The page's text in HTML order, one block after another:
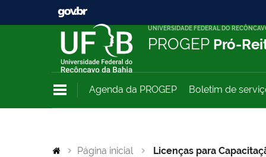
UNIVERSIDADE FEDERAL DO
PROGEP Pró-
Agenda da PROGEP Boletim de
Página inicial Licenças para